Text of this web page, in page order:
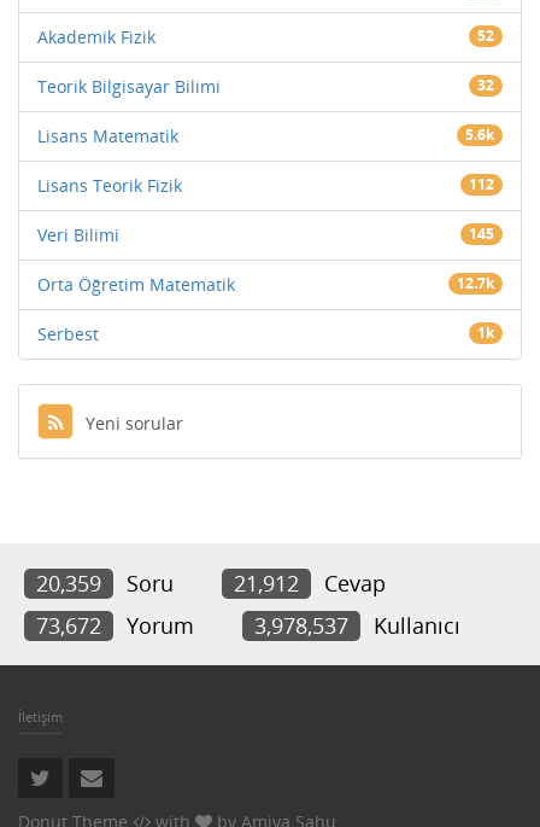
Akademik Fizik 52
Teorik Bilgisayar Bilimi 32
Lisans Matematik 5.6k
Lisans Teorik Fizik 112
Veri Bilimi 145
Orta Öğretim Matematik 12.7k
Serbest 1k
Yeni sorular
20,359 Soru 21,912
Cevap
73,672
Yorum 3,978,537 Kullanıcı
İletişim
Donut Theme with by Amiya Sahu